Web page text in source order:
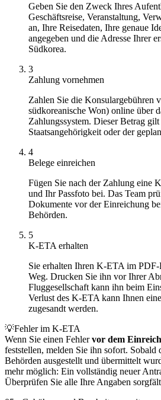
Geben Sie den Zweck Ihres
Geschäftsreise, Veranstaltung,
an, Ihre Reisedaten, Ihre genaue
angegeben und die Adresse Ihrer
Südkorea.
3
Zahlung vornehmen
Zahlen Sie die Konsulargebühren
südkoreanische Won) online über
Zahlungssystem. Dieser Betrag
Staatsangehörigkeit oder der
4
Belege einreichen
Fügen Sie nach der Zahlung eine
und Ihr Passfoto bei. Das Team
Dokumente vor der Einreichung
Behörden.
5
K-ETA erhalten
Sie erhalten Ihren K-ETA im
Weg. Drucken Sie ihn vor Ihrer
Fluggesellschaft kann ihn beim
Verlust des K-ETA kann Ihnen
zugesandt werden.
💡Fehler im K-ETA
Wenn Sie einen Fehlervor dem
feststellen, melden Sie ihn sofort.
Behörden ausgestellt und übermittelt
mehr möglich: Ein vollständig neuer
Überprüfen Sie alle Ihre Angaben